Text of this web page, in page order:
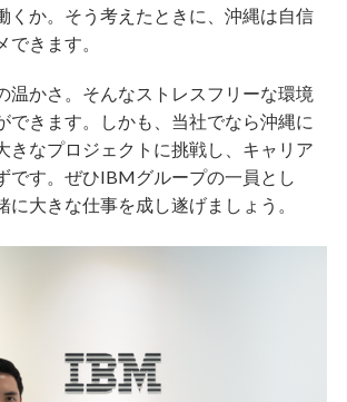
くか。そう考えたときに、沖縄は自信
できます。
温かさ。そんなストレスフリーな環境
できます。しかも、当社でなら沖縄に
きなプロジェクトに挑戦し、キャリア
です。ぜひIBMグループの一員とし
に大きな仕事を成し遂げましょう。